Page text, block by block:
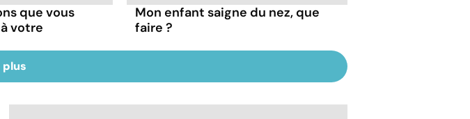
que vous
votre
Mon enfant saigne du nez, que
faire ?
plus